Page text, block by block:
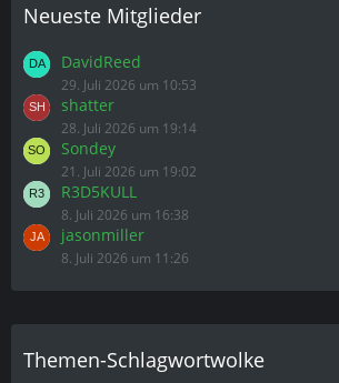
Neueste Mitglieder
DavidReed
29. Juli 2026 um 10:53
shatter
28. Juli 2026 um 19:14
Sondey
21. Juli 2026 um 19:02
R3D5KULL
8. Juli 2026 um 16:38
jasonmiller
8. Juli 2026 um 11:26
Themen-Schlagwortwolke